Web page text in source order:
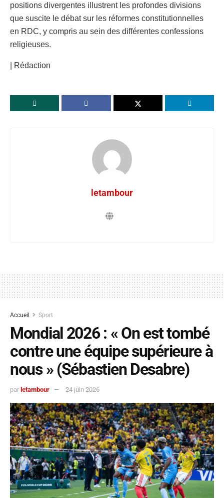
positions divergentes illustrent les profondes divisions
que suscite le débat sur les réformes constitutionnelles
en RDC, y compris au sein des différentes confessions
religieuses.
| Rédaction
letambour
Accueil Sport
Mondial 2026 : « On est tombé
contre une équipe supérieure à
nous » (Sébastien Desabre)
par letambour 24 juin 2026